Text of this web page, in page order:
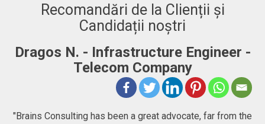
Recomandări de la Clienții și
Candidații noștri
Dragos N. - Infrastructure Engineer -
Telecom Company
"Brains Consulting has been a great advocate, far from the